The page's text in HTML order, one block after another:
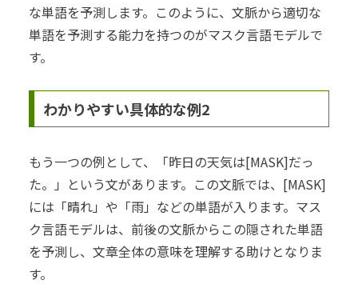
な単語を予測します。このように、文脈から適切な
単語を予測する能力を持つのがマスク言語モデルで
す。
わかりやすい具体的な例2
もう一つの例として、「昨日の天気は[MASK]だっ
た。」という文があります。この文脈では、[MASK]
には「晴れ」や「雨」などの単語が入ります。マス
ク言語モデルは、前後の文脈からこの隠された単語
を予測し、文章全体の意味を理解する助けとなりま
す。